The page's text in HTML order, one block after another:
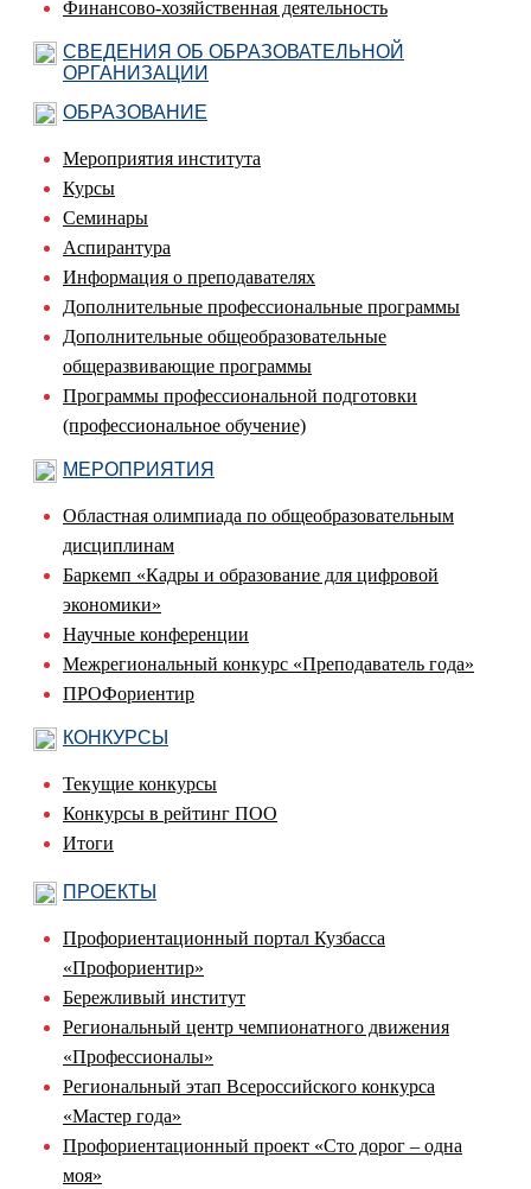
Финансово-хозяйственная деятельность
СВЕДЕНИЯ ОБ ОБРАЗОВАТЕЛЬНОЙ
ОРГАНИЗАЦИИ
ОБРАЗОВАНИЕ
Мероприятия института
Курсы
Семинары
Аспирантура
Информация о преподавателях
Дополнительные профессиональные программы
Дополнительные общеобразовательные
общеразвивающие программы
Программы профессиональной подготовки
(профессиональное обучение)
МЕРОПРИЯТИЯ
Областная олимпиада по общеобразовательным
дисциплинам
Баркемп «Кадры и образование для цифровой
экономики»
Научные конференции
Межрегиональный конкурс «Преподаватель года»
ПРОФориентир
КОНКУРСЫ
Текущие конкурсы
Конкурсы в рейтинг ПОО
Итоги
ПРОЕКТЫ
Профориентационный портал Кузбасса
«Профориентир»
Бережливый институт
Региональный центр чемпионатного движения
«Профессионалы»
Региональный этап Всероссийского конкурса
«Мастер года»
Профориентационный проект «Сто дорог – одна
моя»